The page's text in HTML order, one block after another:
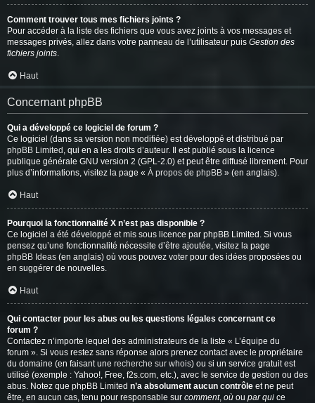
Comment trouver tous mes fichiers joints ?
Pour accéder à la liste des fichiers que vous avez joints à vos messages et
messages privés, allez dans votre panneau de l’utilisateur puis Gestion des
fichiers joints.
Haut
Concernant phpBB
Qui a développé ce logiciel de forum ?
Ce logiciel (dans sa version non modifiée) est développé et distribué par
phpBB Limited , qui en a les droits d’auteur. Il est publié sous la licence
publique générale GNU version 2 (GPL-2.0) et peut être diffusé librement. Pour
plus d’informations, visitez la page « À propos de phpBB » (en anglais).
Haut
Pourquoi la fonctionnalité X n’est pas disponible ?
Ce logiciel a été développé et mis sous licence par phpBB Limited. Si vous
pensez qu’une fonctionnalité nécessite d’être ajoutée, visitez la page
phpBB Ideas (en anglais) où vous pouvez voter pour des idées proposées ou
en suggérer de nouvelles.
Haut
Qui contacter pour les abus ou les questions légales concernant ce
forum ?
Contactez n’importe lequel des administrateurs de la liste « L’équipe du
forum ». Si vous restez sans réponse alors prenez contact avec le propriétaire
du domaine (en faisant une recherche sur whois) ou si un service gratuit est
utilisé (exemple : Yahoo!, Free, f2s.com, etc.), avec le service de gestion ou des
abus. Notez que phpBB Limited n’a absolument aucun contrôle et ne peut
être, en aucun cas, tenu pour responsable sur comment, où ou par qui ce